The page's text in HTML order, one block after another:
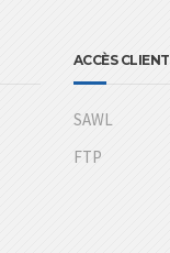
ACCÈS CLIENT
SAWL
FTP